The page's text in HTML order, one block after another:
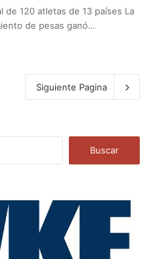
120 atletas de 13 países La
de pesas ganó…
Siguiente Pagina
a